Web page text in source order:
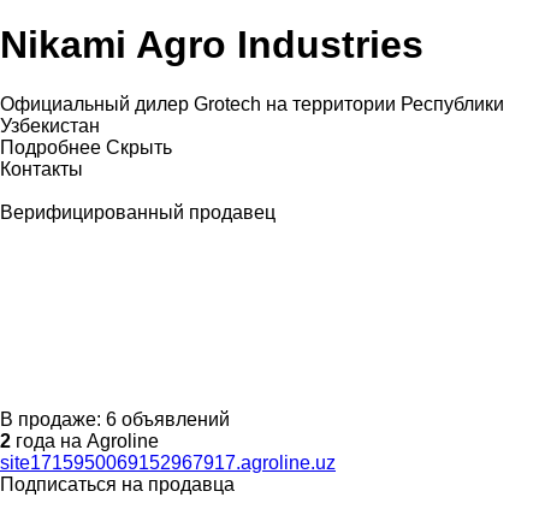
Nikami Agro Industries
Официальный дилер Grotech на территории Республики
Узбекистан
Подробнее Скрыть
Контакты
Верифицированный продавец
В продаже: 6 объявлений
2 года на Agroline
site1715950069152967917.agroline.uz
Подписаться на продавца